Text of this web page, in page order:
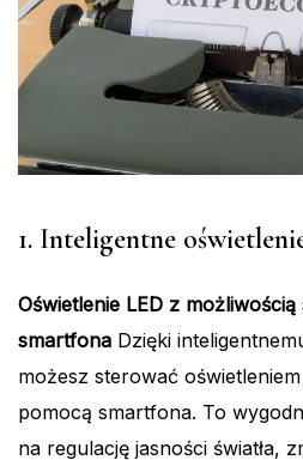
1. Inteligentne
Oświetlenie LED z
smartfona Dzięki
możesz sterować
pomocą smartfona. To
na regulację jasności światła,